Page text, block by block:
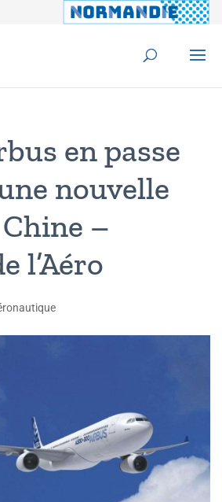
en passe
nouvelle
–
l’Aéro